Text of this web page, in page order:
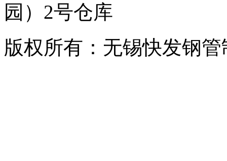
园）2号仓库
版权所有：无锡快发钢